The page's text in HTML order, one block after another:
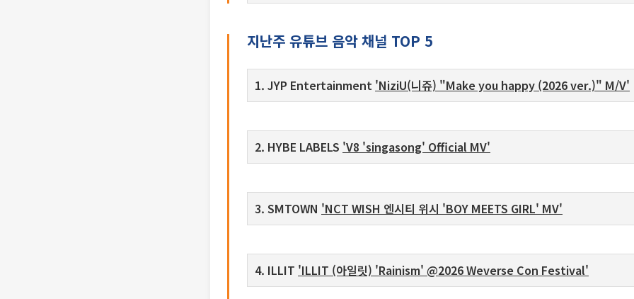
지난주 유튜브 음악 채널 TOP 5
1. JYP Entertainment 'NiziU(니쥬) "Make you happy (2026 ver.)" M/V'
2. HYBE LABELS 'V8 'singasong' Official MV'
3. SMTOWN 'NCT WISH 엔시티 위시 'BOY MEETS GIRL' MV'
4. ILLIT 'ILLIT (아일릿) 'Rainism' @2026 Weverse Con Festival'